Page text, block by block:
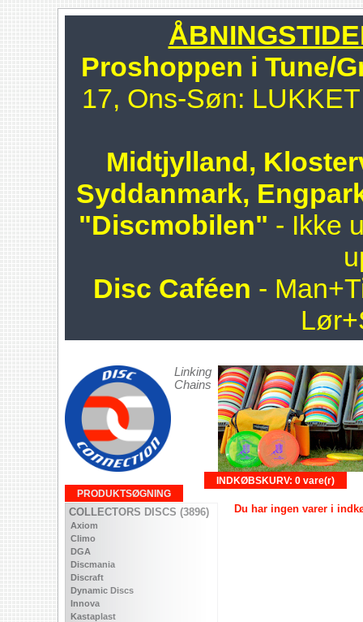
Proshoppen i Tune/
17, Ons-Søn:
Midtjylland,
Syddanmark,
"Discmobilen" - Ikke
Disc Caféen -
Linking
Chains
INDKØBSKURV: 0 vare(r)
PRODUKTSØGNING
COLLECTORS DISCS (3896)
Axiom
Climo
DGA
Discmania
Discraft
Dynamic Discs
Innova
Kastaplast
Du har ingen varer i